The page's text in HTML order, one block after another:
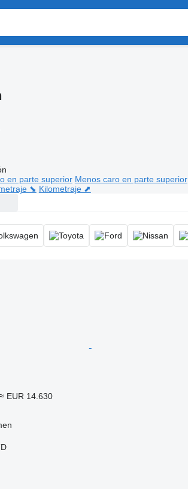
en parte superior Menos caro en parte superior
⬊ Kilometraje ⬈
≈ EUR 14.630